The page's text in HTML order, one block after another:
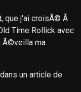
, que j'ai croisÃ© Ã
Time Rollick avec
Ã©veilla ma
un article de